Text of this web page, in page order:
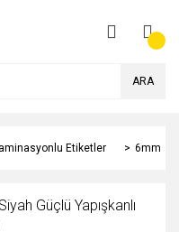
ARA
Etiketler 6mm
Güçlü Yapışkanlı